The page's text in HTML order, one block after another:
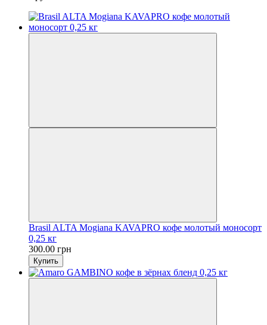
Brasil ALTA Mogianа KAVAPRO кофе молотый моносорт
0,25 кг
300.00 грн
Купить